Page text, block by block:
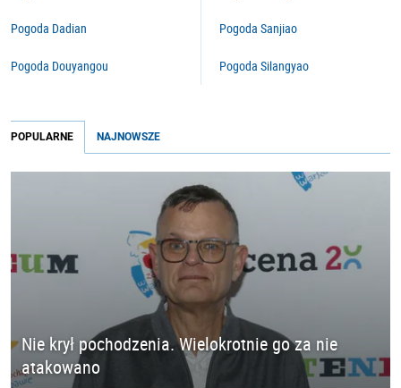
Pogoda Dadian
Pogoda Douyangou
Pogoda Sanjiao
Pogoda Silangyao
POPULARNE NAJNOWSZE
Nie krył pochodzenia. Wielokrotnie go za nie
atakowano